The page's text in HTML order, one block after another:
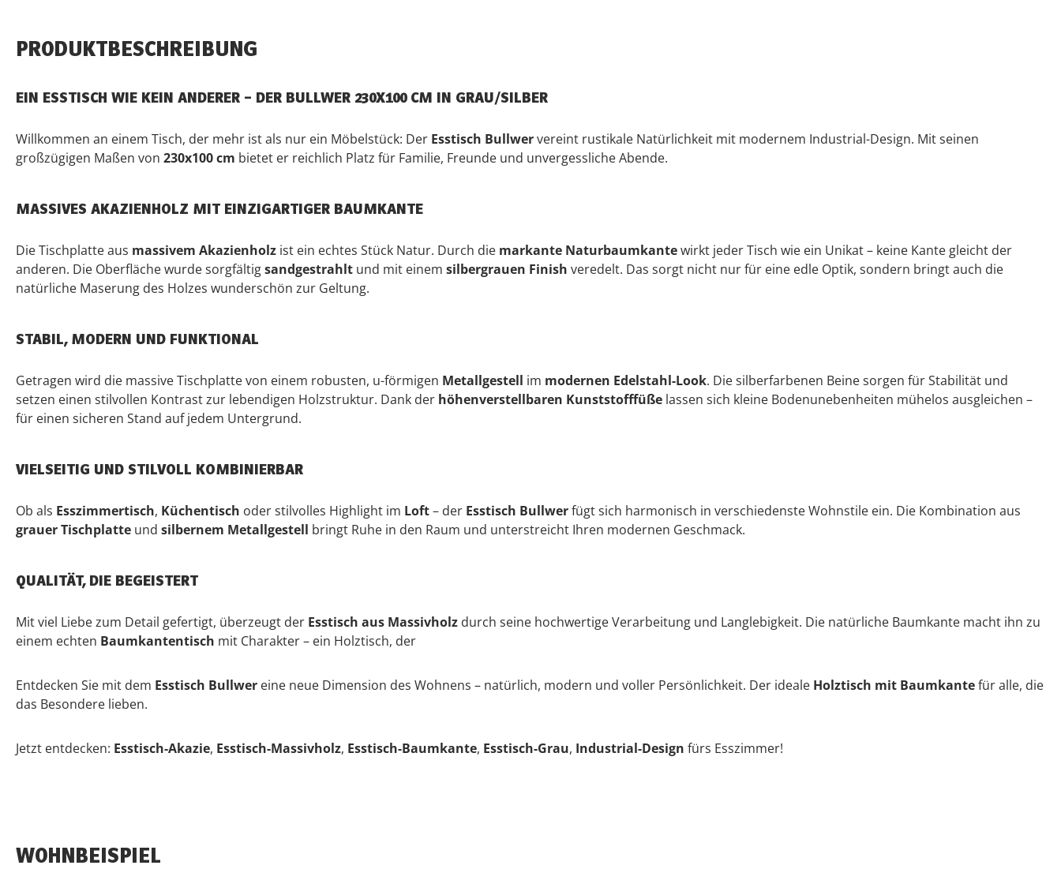
PRODUKTBESCHREIBUNG
EIN ESSTISCH WIE KEIN ANDERER – DER BULLWER 230X100 CM IN GRAU/SILBER
Willkommen an einem Tisch, der mehr ist als nur ein Möbelstück: Der Esstisch Bullwervereint rustikale Natürlichkeit mit modernem Industrial-Design. Mit seinen
großzügigen Maßen von 230x100 cm bietet er reichlich Platz für Familie, Freunde und unvergessliche Abende.
MASSIVES AKAZIENHOLZ MIT EINZIGARTIGER BAUMKANTE
Die Tischplatte aus massivem Akazienholz ist ein echtes Stück Natur. Durch die markante Naturbaumkantewirkt jeder Tisch wie ein Unikat – keine Kante gleicht der
anderen. Die Oberfläche wurde sorgfältigsandgestrahlt und mit einem silbergrauen Finish veredelt. Das sorgt nicht nur für eine edle Optik, sondern bringt auch die
natürliche Maserung des Holzes wunderschön zur Geltung.
STABIL, MODERN UND FUNKTIONAL
Getragen wird die massive Tischplatte von einem robusten, u-förmigen Metallgestell im modernen Edelstahl-Look. Die silberfarbenen Beine sorgen für Stabilität und
setzen einen stilvollen Kontrast zur lebendigen Holzstruktur. Dank der höhenverstellbaren Kunststofffüße lassen sich kleine Bodenunebenheiten mühelos ausgleichen –
für einen sicheren Stand auf jedem Untergrund.
VIELSEITIG UND STILVOLL KOMBINIERBAR
Ob als Esszimmertisch, Küchentisch oder stilvolles Highlight im Loft– der Esstisch Bullwerfügt sich harmonisch in verschiedenste Wohnstile ein. Die Kombination aus
grauer Tischplatte und silbernem Metallgestell bringt Ruhe in den Raum und unterstreicht Ihren modernen Geschmack.
QUALITÄT, DIE BEGEISTERT
Mit viel Liebe zum Detail gefertigt, überzeugt der Esstisch aus Massivholz durch seine hochwertige Verarbeitung und Langlebigkeit. Die natürliche Baumkante macht ihn zu
einem echten Baumkantentisch mit Charakter – ein Holztisch, der
Entdecken Sie mit dem Esstisch Bullwer eine neue Dimension des Wohnens – natürlich, modern und voller Persönlichkeit. Der ideale Holztisch mit Baumkantefür alle, die
das Besondere lieben.
Jetzt entdecken: Esstisch-Akazie, Esstisch-Massivholz, Esstisch-Baumkante, Esstisch-Grau, Industrial-Design fürs Esszimmer!
WOHNBEISPIEL